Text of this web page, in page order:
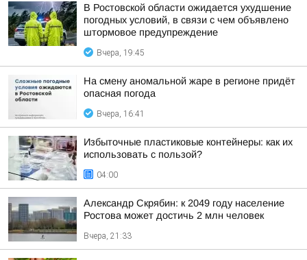
В Ростовской области ожидается ухудшение
погодных условий, в связи с чем объявлено
штормовое предупреждение
Вчера, 19:45
На смену аномальной жаре в регионе придёт
опасная погода
Вчера, 16:41
Избыточные пластиковые контейнеры: как их
использовать с пользой?
04:00
Александр Скрябин: к 2049 году население
Ростова может достичь 2 млн человек
Вчера, 21:33